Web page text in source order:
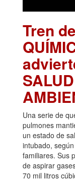
Tren
Una serie de
pulmones
un estado de
intubado,
familiares. Sus
de aspirar
70 mil litros